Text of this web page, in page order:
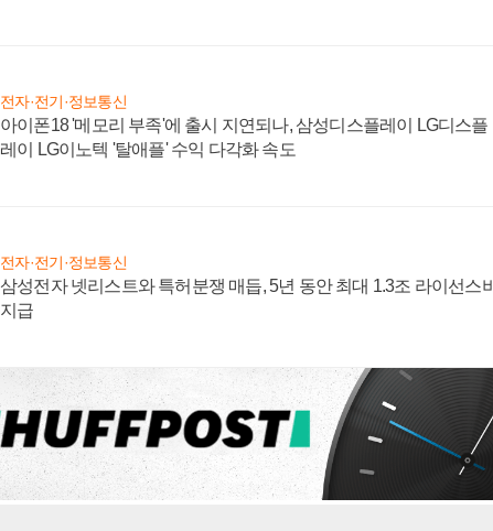
전자·전기·정보통신
아이폰18 '메모리 부족'에 출시 지연되나, 삼성디스플레이 LG디스플
레이 LG이노텍 '탈애플' 수익 다각화 속도
전자·전기·정보통신
삼성전자 넷리스트와 특허분쟁 매듭, 5년 동안 최대 1.3조 라이선스비
지급